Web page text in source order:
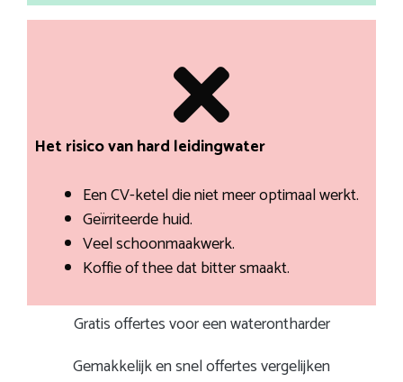
Het risico van hard leidingwater
Een CV-ketel die niet meer optimaal werkt.
Geïrriteerde huid.
Veel schoonmaakwerk.
Koffie of thee dat bitter smaakt.
Gratis offertes voor een waterontharder
Gemakkelijk en snel offertes vergelijken